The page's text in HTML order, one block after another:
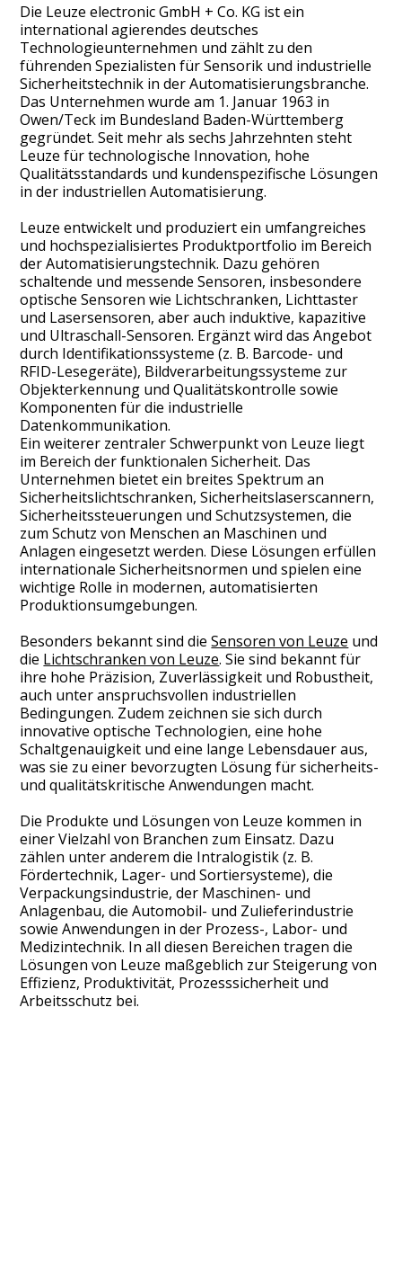
Die Leuze electronic GmbH + Co. KG ist ein
international agierendes deutsches
Technologieunternehmen und zählt zu den
führenden Spezialisten für Sensorik und industrielle
Sicherheitstechnik in der Automatisierungsbranche.
Das Unternehmen wurde am 1. Januar 1963 in
Owen/Teck im Bundesland Baden-Württemberg
gegründet. Seit mehr als sechs Jahrzehnten steht
Leuze für technologische Innovation, hohe
Qualitätsstandards und kundenspezifische Lösungen
in der industriellen Automatisierung.
Leuze entwickelt und produziert ein umfangreiches
und hochspezialisiertes Produktportfolio im Bereich
der Automatisierungstechnik. Dazu gehören
schaltende und messende Sensoren, insbesondere
optische Sensoren wie Lichtschranken, Lichttaster
und Lasersensoren, aber auch induktive, kapazitive
und Ultraschall-Sensoren. Ergänzt wird das Angebot
durch Identifikationssysteme (z. B. Barcode- und
RFID-Lesegeräte), Bildverarbeitungssysteme zur
Objekterkennung und Qualitätskontrolle sowie
Komponenten für die industrielle
Datenkommunikation.
Ein weiterer zentraler Schwerpunkt von Leuze liegt
im Bereich der funktionalen Sicherheit. Das
Unternehmen bietet ein breites Spektrum an
Sicherheitslichtschranken, Sicherheitslaserscannern,
Sicherheitssteuerungen und Schutzsystemen, die
zum Schutz von Menschen an Maschinen und
Anlagen eingesetzt werden. Diese Lösungen erfüllen
internationale Sicherheitsnormen und spielen eine
wichtige Rolle in modernen, automatisierten
Produktionsumgebungen.
Besonders bekannt sind dieSensoren von Leuze und
die Lichtschranken von Leuze. Sie sind bekannt für
ihre hohe Präzision, Zuverlässigkeit und Robustheit,
auch unter anspruchsvollen industriellen
Bedingungen. Zudem zeichnen sie sich durch
innovative optische Technologien, eine hohe
Schaltgenauigkeit und eine lange Lebensdauer aus,
was sie zu einer bevorzugten Lösung für sicherheits-
und qualitätskritische Anwendungen macht.
Die Produkte und Lösungen von Leuze kommen in
einer Vielzahl von Branchen zum Einsatz. Dazu
zählen unter anderem die Intralogistik (z. B.
Fördertechnik, Lager- und Sortiersysteme), die
Verpackungsindustrie, der Maschinen- und
Anlagenbau, die Automobil- und Zulieferindustrie
sowie Anwendungen in der Prozess-, Labor- und
Medizintechnik. In all diesen Bereichen tragen die
Lösungen von Leuze maßgeblich zur Steigerung von
Effizienz, Produktivität, Prozesssicherheit und
Arbeitsschutz bei.